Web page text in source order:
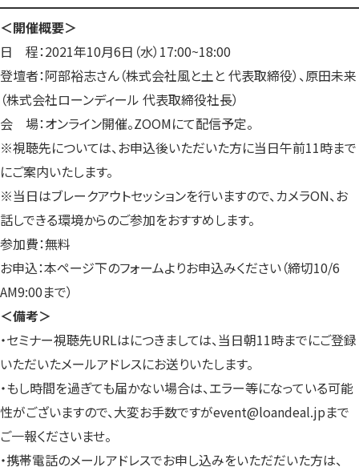
＜開催概要＞
日 程：2021年10月6日（水）17:00~18:00
登壇者：阿部裕志さん（株式会社風と土と 代表取締役）、原田未来
（株式会社ローンディール 代表取締役社長）
会 場：オンライン開催。ZOOMにて配信予定。
※視聴先については、お申込後いただいた方に当日午前11時まで
にご案内いたします。
※当日はブレークアウトセッションを行いますので、カメラON、お
話しできる環境からのご参加をおすすめします。
参加費：無料
お申込：本ページ下のフォームよりお申込みください（締切10/6
AM9:00まで）
＜備考＞
・セミナー視聴先URLはにつきましては、当日朝11時までにご登録
いただいたメールアドレスにお送りいたします。
・もし時間を過ぎても届かない場合は、エラー等になっている可能
性がございますので、大変お手数ですがevent@loandeal.jpまで
ご一報くださいませ。
・携帯電話のメールアドレスでお申し込みをいただだいた方は、